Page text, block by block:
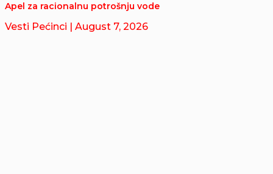
Apel za racionalnu potrošnju vode
Vesti Pećinci | August 7, 2026